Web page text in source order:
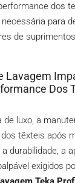
dos
para
de
Lavagem
Dos
de luxo, a
têxteis após
durabilidade, a
exigidos